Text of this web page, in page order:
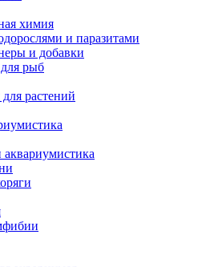
химия
и паразитами
и добавки
рыб
растений
аквариумистика